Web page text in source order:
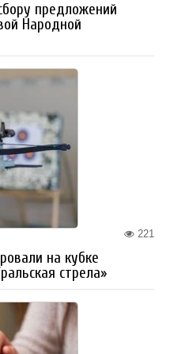
предложений
Народной
221
на кубке
стрела»